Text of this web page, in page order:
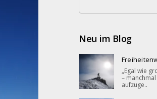
Neu im Blog
„Egal wie
–
aufzuge..